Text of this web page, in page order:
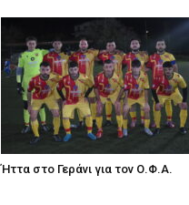
Ήττα στο Γεράνι για τον Ο.Φ.Α.